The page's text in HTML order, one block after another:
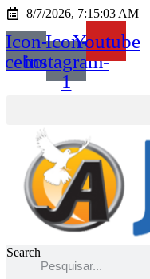
Ir
conteúdo
8/7/2026, 7:15:03 AM
Icon-Icon-
instagram-
1
Youtube
Search